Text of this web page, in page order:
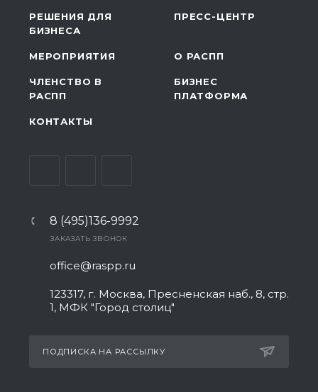
РЕШЕНИЯ ДЛЯ
БИЗНЕСА
ПРЕСС-ЦЕНТР
МЕРОПРИЯТИЯ О РАСПП
ЧЛЕНСТВО В
РАСПП
БИЗНЕС
ПЛАТФОРМА
КОНТАКТЫ
8 (495)136-9992
ЗАКАЗАТЬ ЗВОНОК
office@raspp.ru
123317, г. Москва, Пресненская наб., 8, стр.
1, МФК "Город столиц"
ПОДПИСКА НА РАССЫЛКУ